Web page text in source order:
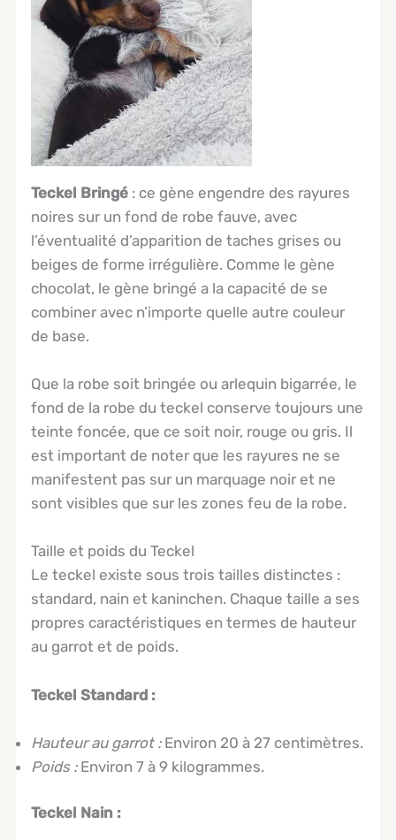
Teckel Bringé : ce gène engendre des rayures
noires sur un fond de robe fauve, avec
l’éventualité d’apparition de taches grises ou
beiges de forme irrégulière. Comme le gène
chocolat, le gène bringé a la capacité de se
combiner avec n’importe quelle autre couleur
de base.
Que la robe soit bringée ou arlequin bigarrée, le
fond de la robe du teckel conserve toujours une
teinte foncée, que ce soit noir, rouge ou gris. Il
est important de noter que les rayures ne se
manifestent pas sur un marquage noir et ne
sont visibles que sur les zones feu de la robe.
Taille et poids du Teckel
Le teckel existe sous trois tailles distinctes :
standard, nain et kaninchen. Chaque taille a ses
propres caractéristiques en termes de hauteur
au garrot et de poids.
Teckel Standard :
Hauteur au garrot :Environ 20 à 27 centimètres.
Poids :Environ 7 à 9 kilogrammes.
Teckel Nain :